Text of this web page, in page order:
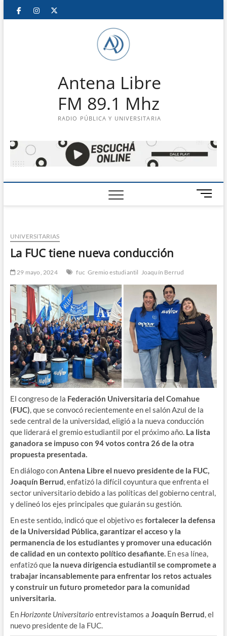
Saltar
FacebookInstagram
Antena Libre
FM 89.1 Mhz
RADIO PÚBLICA Y UNIVERSITARIA
B
o
UNIVERSITARIAS
La FUC tiene nueva conducción
29 mayo, 2024 fuc Gremio estudiantil Joaquín Berrud
El congreso de la Federación Universitaria del Comahue
(FUC), que se convocó recientemente en el salón Azul de la
sede central de la universidad, eligió a la nueva conducción
que liderará el gremio estudiantil por el próximo año. La lista
ganadora se impuso con 94 votos contra 26 de la otra
propuesta presentada.
En diálogo conAntena Libre el nuevo presidente de la FUC,
Joaquín Berrud, enfatizó la difícil coyuntura que enfrenta el
sector universitario debido a las políticas del gobierno central,
y delineó los ejes principales que guiarán su gestión.
En este sentido, indicó que el objetivo es fortalecer la defensa
de la Universidad Pública, garantizar el acceso y la
permanencia de los estudiantes y promover una educación
de calidad en un contexto político desafiante.En esa línea,
enfatizó que la nueva dirigencia estudiantil se compromete a
trabajar incansablemente para enfrentar los retos actuales
y construir un futuro prometedor para la comunidad
universitaria.
En Horizonte Universitario entrevistamos a Joaquín Berrud, el
nuevo presidente de la FUC.